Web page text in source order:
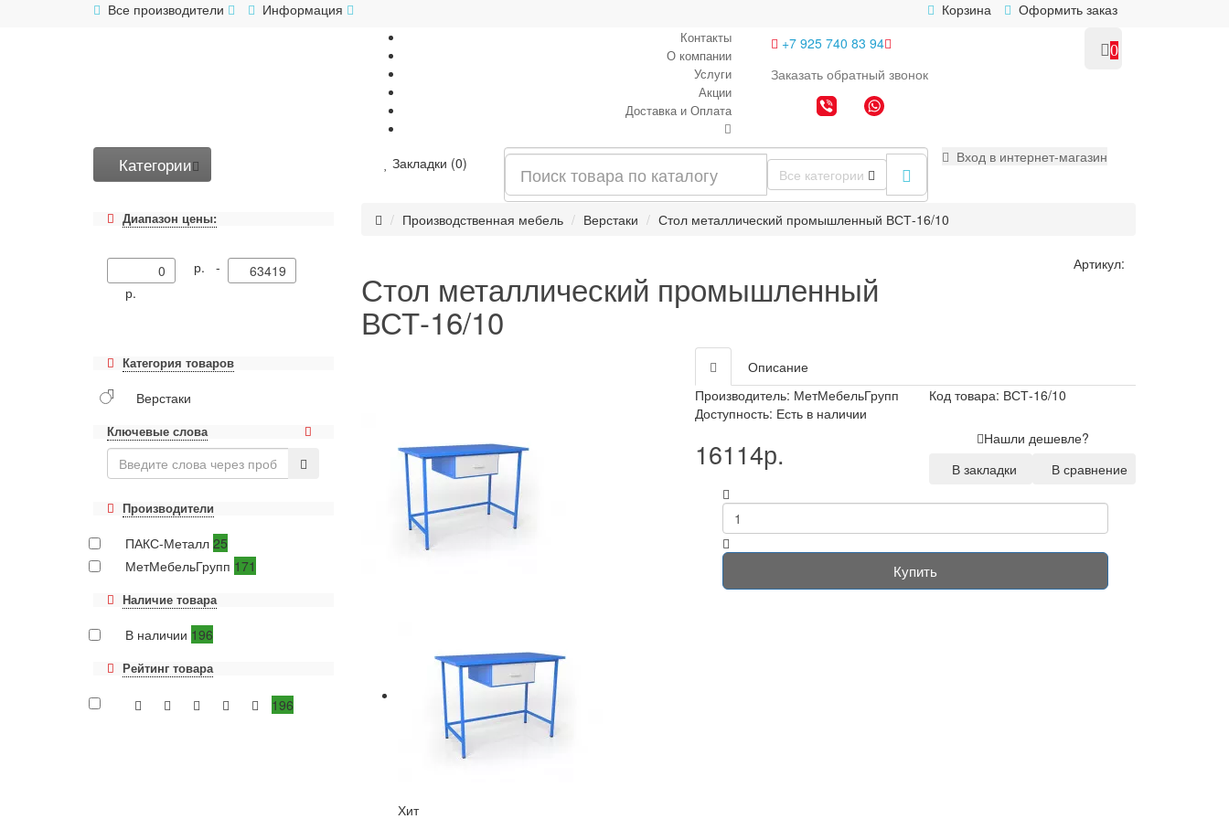
Корзина Оформить заказ
Все производители Информация
Контакты
О компании
Услуги
Акции
Доставка и Оплата
+7 925 740 83 94
Заказать обратный звонок
0
Категории Закладки (0)
Все категории
Вход в интернет-магазин
Диапазон цены:
р. -
р.
Категория товаров
Верстаки
Ключевые слова
Производители
ПАКС-Металл 25
МетМебельГрупп 171
Наличие товара
В наличии 196
Рейтинг товара
196
Производственная мебель Верстаки Стол металлический промышленный ВСТ-16/10
Стол металлический промышленный
ВСТ-16/10
Артикул:
Хит
Описание
Производитель: МетМебельГрупп
Код товара: ВСТ-16/10
Доступность: Есть в наличии
16114р.
Нашли дешевле?
В закладки
В сравнение
Купить